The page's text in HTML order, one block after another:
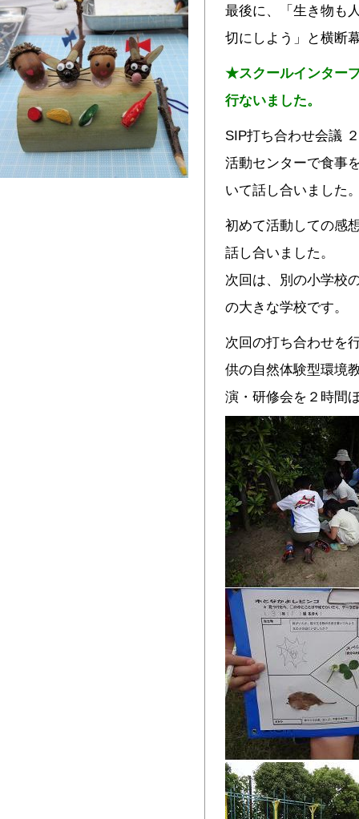
最後に、「生き物も
切にしよう」と横断
★スクールインター
行ないました。
SIP打ち合わせ会議
活動センターで食事
いて話し合いました
初めて活動しての感
話し合いました。
次回は、別の小学校
の大きな学校です。
次回の打ち合わせを
供の自然体験型環境
演・研修会を２時間